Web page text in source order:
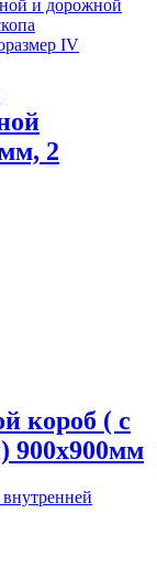
IV
2
короб ( с
900х900мм